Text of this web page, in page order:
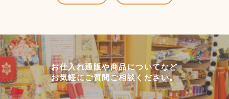
お仕入れ通販や商品についてなど
お気軽にご質問ご相談ください。